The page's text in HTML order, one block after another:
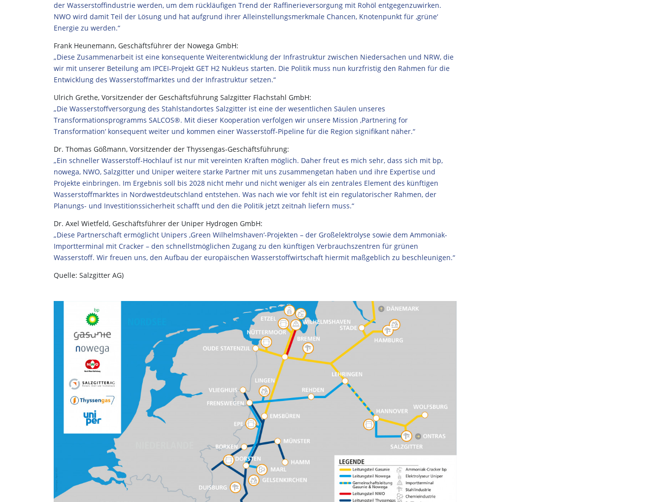
der Wasserstoffindustrie werden, um dem rückläufigen Trend der Raffinerieversorgung mit Rohöl entgegenzuwirken.
NWO wird damit Teil der Lösung und hat aufgrund ihrer Alleinstellungsmerkmale Chancen, Knotenpunkt für ‚grüne‘
Energie zu werden.“
Frank Heunemann, Geschäftsführer der Nowega GmbH:
„Diese Zusammenarbeit ist eine konsequente Weiterentwicklung der Infrastruktur zwischen Niedersachen und NRW, die
wir mit unserer Beteilung am IPCEI-Projekt GET H2 Nukleus starten. Die Politik muss nun kurzfristig den Rahmen für die
Entwicklung des Wasserstoffmarktes und der Infrastruktur setzen.“
Ulrich Grethe, Vorsitzender der Geschäftsführung Salzgitter Flachstahl GmbH:
„Die Wasserstoffversorgung des Stahlstandortes Salzgitter ist eine der wesentlichen Säulen unseres
Transformationsprogramms SALCOS®. Mit dieser Kooperation verfolgen wir unsere Mission ‚Partnering for
Transformation‘ konsequent weiter und kommen einer Wasserstoff-Pipeline für die Region signifikant näher.“
Dr. Thomas Gößmann, Vorsitzender der Thyssengas-Geschäftsführung:
„Ein schneller Wasserstoff-Hochlauf ist nur mit vereinten Kräften möglich. Daher freut es mich sehr, dass sich mit bp,
nowega, NWO, Salzgitter und Uniper weitere starke Partner mit uns zusammengetan haben und ihre Expertise und
Projekte einbringen. Im Ergebnis soll bis 2028 nicht mehr und nicht weniger als ein zentrales Element des künftigen
Wasserstoffmarktes in Nordwestdeutschland entstehen. Was nach wie vor fehlt ist ein regulatorischer Rahmen, der
Planungs- und Investitionssicherheit schafft und den die Politik jetzt zeitnah liefern muss.“
Dr. Axel Wietfeld, Geschäftsführer der Uniper Hydrogen GmbH:
„Diese Partnerschaft ermöglicht Unipers ‚Green Wilhelmshaven‘-Projekten – der Großelektrolyse sowie dem Ammoniak-
Importterminal mit Cracker – den schnellstmöglichen Zugang zu den künftigen Verbrauchszentren für grünen
Wasserstoff. Wir freuen uns, den Aufbau der europäischen Wasserstoffwirtschaft hiermit maßgeblich zu beschleunigen.“
Quelle: Salzgitter AG)